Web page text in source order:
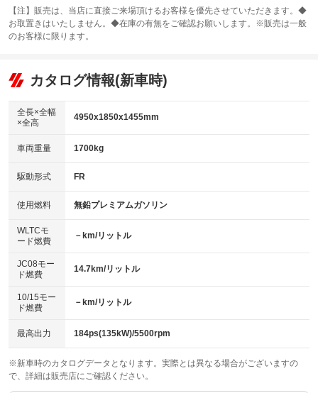
：装備なし
サンルーフ
：装備なし ABS
リフトアップ
：装備なし
：装備なし
パワーウィンドウ
アイドリングストップ
：装備あり
USB入力端子
：装備あり
100V電源
：装備なし
センターデフロック
：装備なし
電動格納ミラー
：装備あり
カーナビ：HDDナビ
：装備あり
TV：フルセグ
：装備あり
ビジュアル
：装備なし
：装備あり
革シート
キーレス
HID(キセノンライト)
：装備なし
バックカメラ
：装備あり
エアロ
：装備なし
：装備なし
パワーシート
ベンチシート
：装備なし
チップアップシート
：装備なし
：装備なし ：装備あり
ウォークスルー
：装備なし
【注】販売は、当店に直接ご来場頂けるお客様を優先させていただきます。◆
お取置きはいたしません。◆在庫の有無をご確認お願いします。※販売は一般
のお客様に限ります。
カタログ情報(新車時)
全長×全幅
×全高
4950x1850x1455mm
車両重量 1700kg
駆動形式 FR
使用燃料 無鉛プレミアムガソリン
WLTCモ
ード燃費
－km/リットル
JC08モー
ド燃費
14.7km/リットル
10/15モー
ド燃費
－km/リットル
最高出力 184ps(135kW)/5500rpm
※新車時のカタログデータとなります。実際とは異なる場合がございますの
で、詳細は販売店にご確認ください。